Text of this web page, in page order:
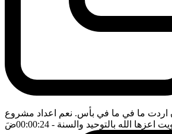
اردت ما في ما في بأس. نعم اعداد مشروع
اعزها الله بالتوحيد والسنة - 00:00:24 ضَ